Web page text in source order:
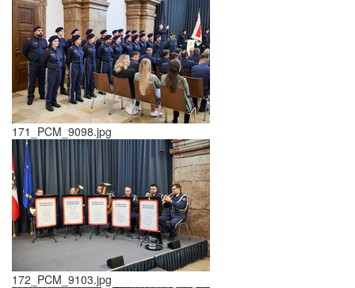
171_PCM_9098.jpg
172_PCM_9103.jpg